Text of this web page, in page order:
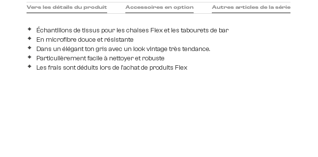
Échantillons de tissus pour les chaises Flex et les tabourets de bar
En microfibre douce et résistante
Dans un élégant ton gris avec un look vintage très tendance.
Particulièrement facile à nettoyer et robuste
Les frais sont déduits lors de l'achat de produits Flex
Vers les détails du produit Accessoires en option Autres articles de la série